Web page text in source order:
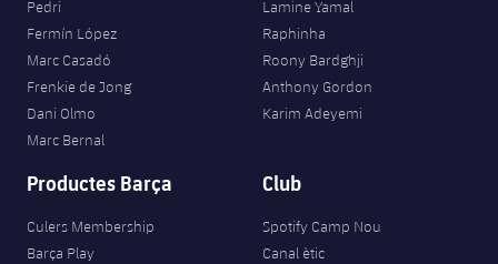
Pedri
Fermín López
Marc Casadó
Frenkie de Jong
Dani Olmo
Marc Bernal
Lamine Yamal
Raphinha
Roony Bardghji
Anthony Gordon
Karim Adeyemi
Productes Barça
Culers Membership
Barça Play
Club
Spotify Camp Nou
Canal ètic